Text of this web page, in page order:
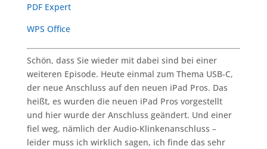
PDF Expert
WPS Office
Schön, dass Sie wieder mit dabei sind bei einer
weiteren Episode. Heute einmal zum Thema USB-C,
der neue Anschluss auf den neuen iPad Pros. Das
heißt, es wurden die neuen iPad Pros vorgestellt
und hier wurde der Anschluss geändert. Und einer
fiel weg, nämlich der Audio-Klinkenanschluss –
leider muss ich wirklich sagen, ich finde das sehr